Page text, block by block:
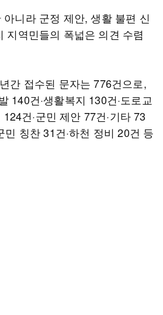
니라 군정 제안, 생활 불편 신
지역민들의 폭넓은 의견 수렴
간 접수된 문자는 776건으로,
140건·생활복지 130건·도로교
건·군민 제안 77건·기타 73
민 칭찬 31건·하천 정비 20건 등